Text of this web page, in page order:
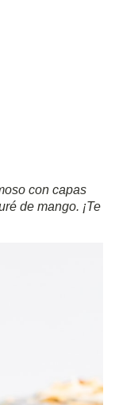
con capas
de mango. ¡Te